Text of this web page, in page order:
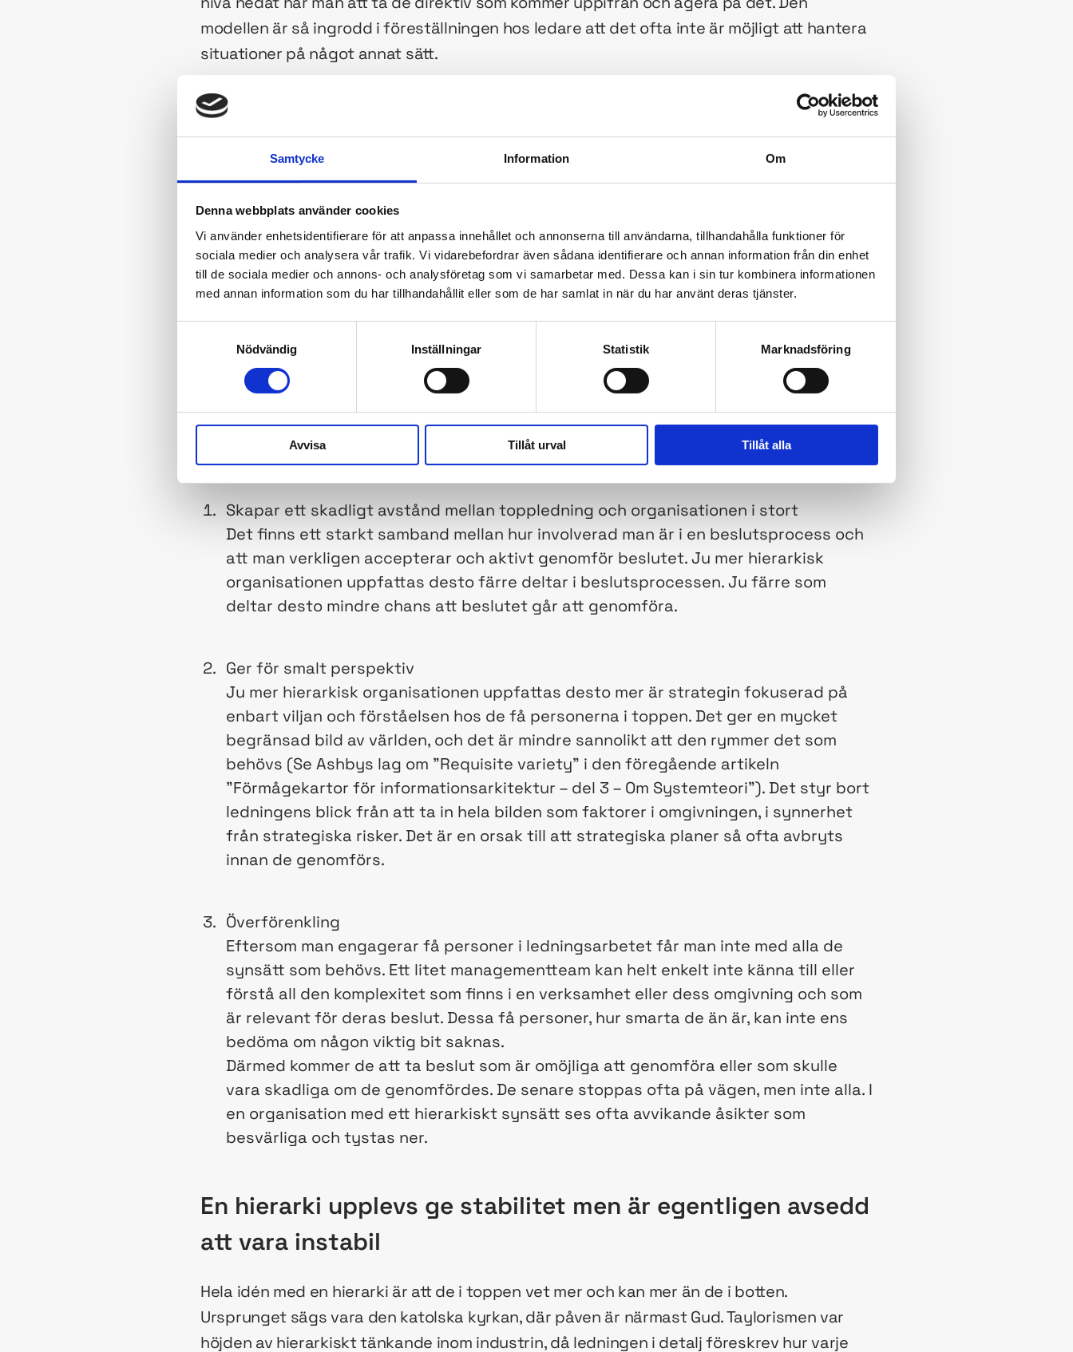
Samtycke Information Om
Denna webbplats använder cookies
Vi använder enhetsidentifierare för att anpassa innehållet och annonserna till användarna, tillhandahålla funktioner för
sociala medier och analysera vår trafik. Vi vidarebefordrar även sådana identifierare och annan information från din enhet
till de sociala medier och annons- och analysföretag som vi samarbetar med. Dessa kan i sin tur kombinera informationen
med annan information som du har tillhandahållit eller som de har samlat in när du har använt deras tjänster.
Nödvändig
Inställningar Statistik Marknadsföring
Avvisa Tillåt urval Tillåt alla
modellen är så ingrodd i föreställningen hos ledare att det ofta inte är möjligt att hantera
situationer på något annat sätt.
Organisationsschemat avbildar den formella maktstrukturen. Man kallar den ibland för
”the blame structure”. Den sägs ha tillkommit hos de stora järnvägsbolagen på 1800-
talet. Syftet var just att utdela ansvar när något hände. Organisationsschemat är således
Problem med den hierarkiska modellen av en organisation
Vad den hierarkiska modellen av en organisation inte avbildar är till exempel: vad
organisationen är, vad organisationen gör och hur organisationen gör det den gör. Inte
heller hela nätverket av andra formella och informella strukturer, kommunikations-,
informations- och beslutsvägar avbildas.
Om man försöker leda och styra enligt denna formella maktstruktur så ger det flera
Skapar ett skadligt avstånd mellan toppledning och organisationen i stort
Det finns ett starkt samband mellan hur involverad man är i en beslutsprocess och
att man verkligen accepterar och aktivt genomför beslutet. Ju mer hierarkisk
organisationen uppfattas desto färre deltar i beslutsprocessen. Ju färre som
deltar desto mindre chans att beslutet går att genomföra.
Ger för smalt perspektiv
Ju mer hierarkisk organisationen uppfattas desto mer är strategin fokuserad på
enbart viljan och förståelsen hos de få personerna i toppen. Det ger en mycket
begränsad bild av världen, och det är mindre sannolikt att den rymmer det som
behövs (Se Ashbys lag om ”Requisite variety” i den föregående artikeln
”Förmågekartor för informationsarkitektur – del 3 – Om Systemteori”). Det styr bort
ledningens blick från att ta in hela bilden som faktorer i omgivningen, i synnerhet
från strategiska risker. Det är en orsak till att strategiska planer så ofta avbryts
innan de genomförs.
Överförenkling
Eftersom man engagerar få personer i ledningsarbetet får man inte med alla de
synsätt som behövs. Ett litet managementteam kan helt enkelt inte känna till eller
förstå all den komplexitet som finns i en verksamhet eller dess omgivning och som
är relevant för deras beslut. Dessa få personer, hur smarta de än är, kan inte ens
bedöma om någon viktig bit saknas.
Därmed kommer de att ta beslut som är omöjliga att genomföra eller som skulle
vara skadliga om de genomfördes. De senare stoppas ofta på vägen, men inte alla. I
en organisation med ett hierarkiskt synsätt ses ofta avvikande åsikter som
besvärliga och tystas ner.
En hierarki upplevs ge stabilitet men är egentligen avsedd
att vara instabil
Hela idén med en hierarki är att de i toppen vet mer och kan mer än de i botten.
Ursprunget sägs vara den katolska kyrkan, där påven är närmast Gud. Taylorismen var
höjden av hierarkiskt tänkande inom industrin, då ledningen i detalj föreskrev hur varje